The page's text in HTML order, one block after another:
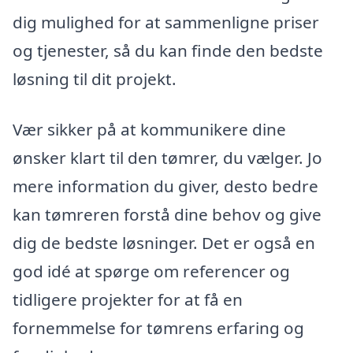
dig mulighed for at sammenligne priser
og tjenester, så du kan finde den bedste
løsning til dit projekt.
Vær sikker på at kommunikere dine
ønsker klart til den tømrer, du vælger. Jo
mere information du giver, desto bedre
kan tømreren forstå dine behov og give
dig de bedste løsninger. Det er også en
god idé at spørge om referencer og
tidligere projekter for at få en
fornemmelse for tømrens erfaring og